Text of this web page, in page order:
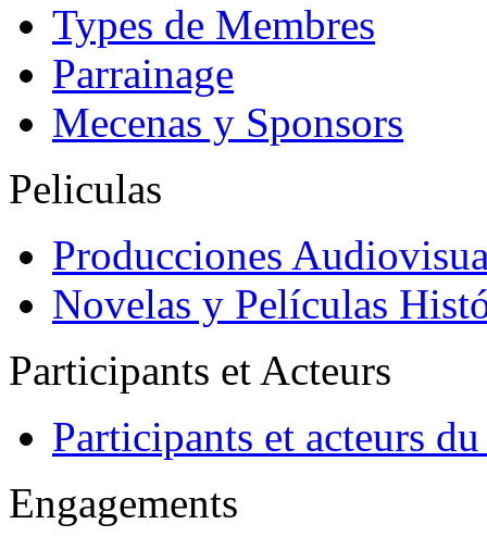
Types de Membres
Parrainage
Mecenas y Sponsors
Peliculas
Producciones
Novelas y Películas
Participants et Acteurs
Participants et acteurs
Engagements